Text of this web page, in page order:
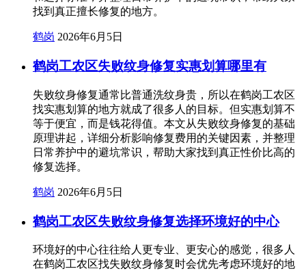
找到真正擅长修复的地方。
鹤岗 2026年6月5日
鹤岗工农区失败纹身修复实惠划算哪里有
失败纹身修复通常比普通洗纹身贵，所以在鹤岗工农区
找实惠划算的地方就成了很多人的目标。但实惠划算不
等于便宜，而是钱花得值。本文从失败纹身修复的基础
原理讲起，详细分析影响修复费用的关键因素，并整理
日常养护中的避坑常识，帮助大家找到真正性价比高的
修复选择。
鹤岗 2026年6月5日
鹤岗工农区失败纹身修复选择环境好的中心
环境好的中心往往给人更专业、更安心的感觉，很多人
在鹤岗工农区找失败纹身修复时会优先考虑环境好的地